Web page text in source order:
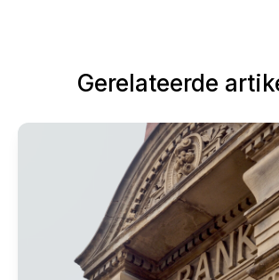
Gerelateerde